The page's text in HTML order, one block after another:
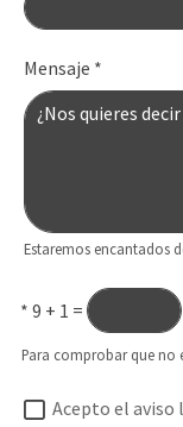
Mensaje *
Estaremos encantados
* 9 + 1 =
Para comprobar que no
Acepto el aviso